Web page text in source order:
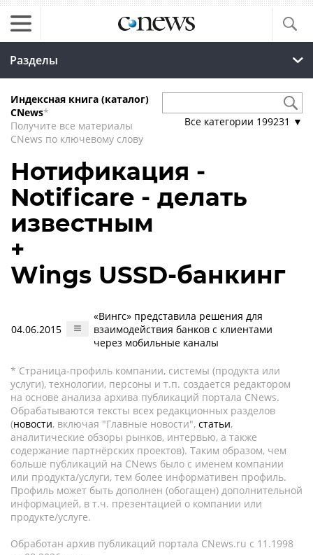
Разделы
Индексная книга (каталог)
CNews*
Получите все материалы
CNews по ключевому слову
Все категории 199231 ▼
Нотификация -
Notificare - делать
известным
+
Wings USSD-банкинг
04.06.2015
«Вингс» представила решения для
взаимодействия банков с клиентами
через мобильные каналы
* Страница-профиль компании, системы (продукта или
услуги), технологии, персоны и т.п. создается редактором
на основе анализа архива публикаций портала CNews.
Обрабатываются тексты всех редакционных разделов
(новости, включая "Главные новости", статьи,
аналитические обзоры рынков, интервью, а также
содержание партнёрских проектов). Таким образом, чем
больше публикаций на CNews было с именем компании
или продукта/услуги, тем более информативен профиль.
Профиль может быть дополнен (обогащен) дополнительной
информацией, в т.ч. презентацией о компании или
продукте/услуге.
Обработан архив публикаций портала CNews.ru c 11.1998